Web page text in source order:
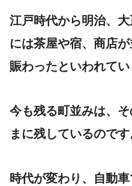
江戸時代から明治、
には茶屋や宿、商店
賑わったといわれてい
今も残る町並みは、
まに残しているのです
時代が変わり、自動